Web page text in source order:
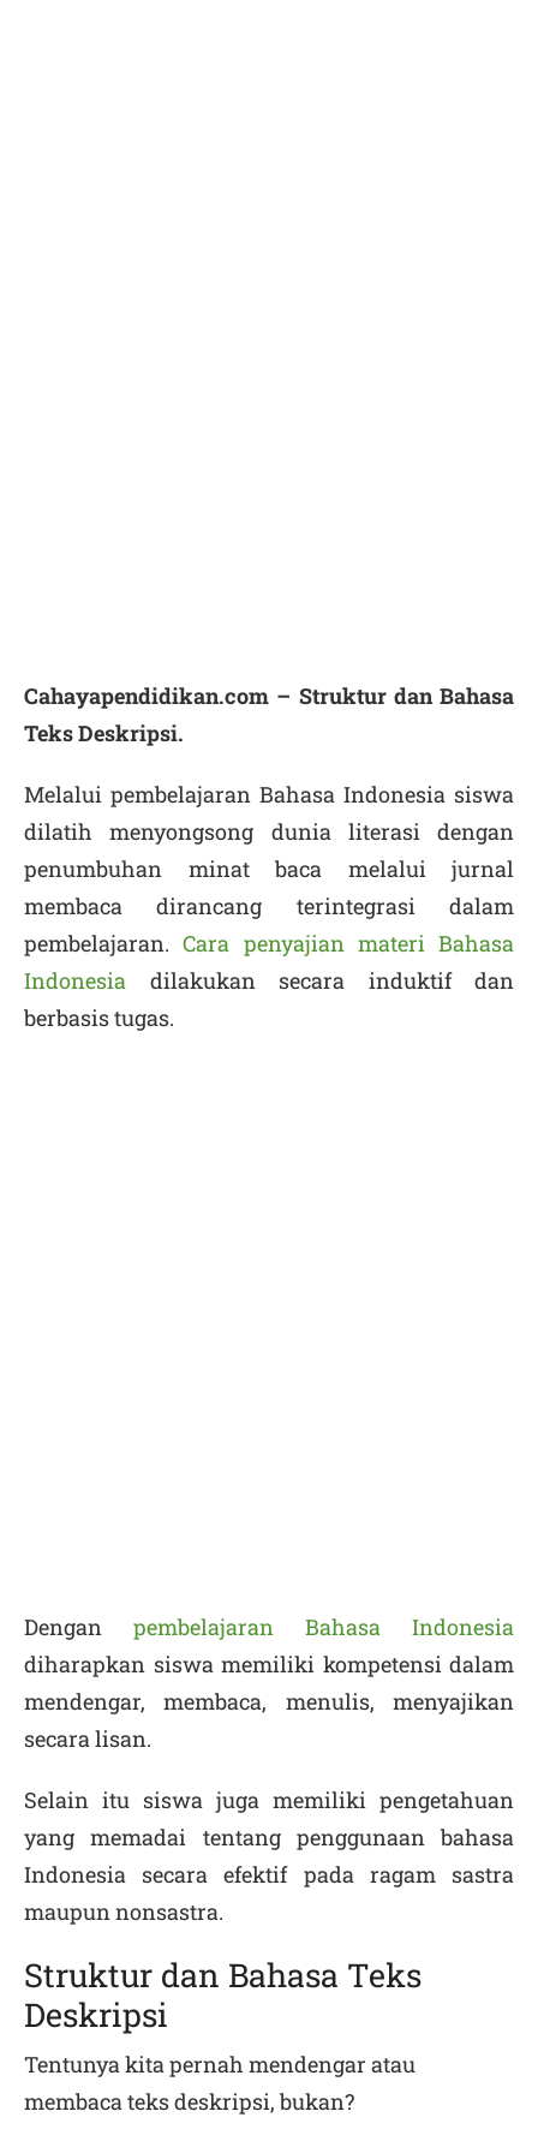
Cahayapendidikan.com – Struktur dan Bahasa
Teks Deskripsi.
Melalui pembelajaran Bahasa Indonesia siswa
dilatih menyongsong dunia literasi dengan
penumbuhan minat baca melalui jurnal
membaca dirancang terintegrasi dalam
pembelajaran.Cara penyajian materi Bahasa
Indonesia dilakukan secara induktif dan
berbasis tugas.
Dengan pembelajaran Bahasa Indonesia
diharapkan siswa memiliki kompetensi dalam
mendengar, membaca, menulis, menyajikan
secara lisan.
Selain itu siswa juga memiliki pengetahuan
yang memadai tentang penggunaan bahasa
Indonesia secara efektif pada ragam sastra
maupun nonsastra.
Struktur dan Bahasa Teks
Deskripsi
Tentunya kita pernah mendengar atau
membaca teks deskripsi, bukan?